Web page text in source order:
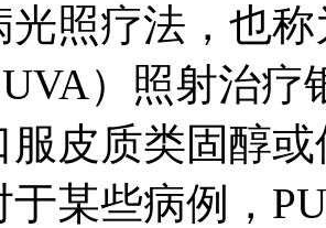
光照疗法，也
）照射治疗
服皮质类固醇
于某些病例，